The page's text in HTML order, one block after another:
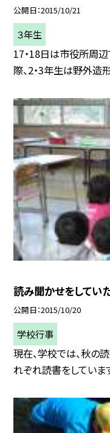
公開日 2015/10/21
３年生
17・18日は市役所周
際、2・3年生は野外造
読み聞かせをして
公開日 2015/10/20
学校行事
現在、学校では、秋の
れぞれ読書をしていま